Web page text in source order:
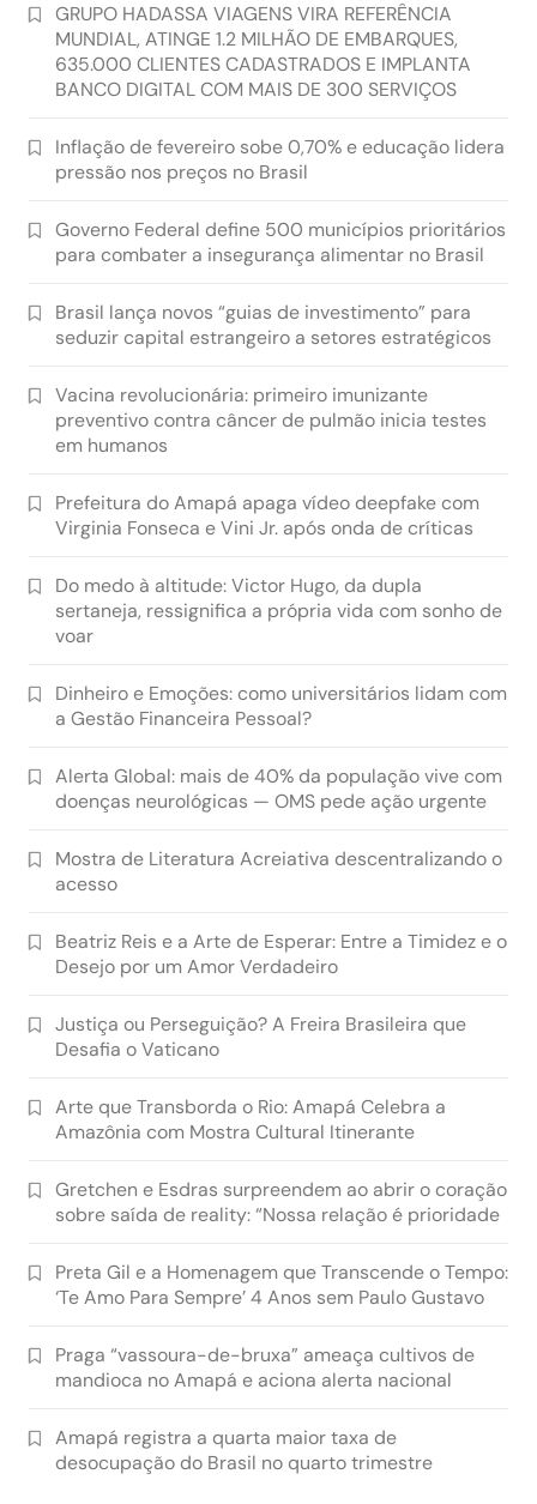
GRUPO HADASSA VIAGENS VIRA REFERÊNCIA
MUNDIAL, ATINGE 1.2 MILHÃO DE EMBARQUES,
635.000 CLIENTES CADASTRADOS E IMPLANTA
BANCO DIGITAL COM MAIS DE 300 SERVIÇOS
Inflação de fevereiro sobe 0,70% e educação lidera
pressão nos preços no Brasil
Governo Federal define 500 municípios prioritários
para combater a insegurança alimentar no Brasil
Brasil lança novos “guias de investimento” para
seduzir capital estrangeiro a setores estratégicos
Vacina revolucionária: primeiro imunizante
preventivo contra câncer de pulmão inicia testes
em humanos
Prefeitura do Amapá apaga vídeo deepfake com
Virginia Fonseca e Vini Jr. após onda de críticas
Do medo à altitude: Victor Hugo, da dupla
sertaneja, ressignifica a própria vida com sonho de
voar
Dinheiro e Emoções: como universitários lidam com
a Gestão Financeira Pessoal?
Alerta Global: mais de 40% da população vive com
doenças neurológicas — OMS pede ação urgente
Mostra de Literatura Acreiativa descentralizando o
acesso
Beatriz Reis e a Arte de Esperar: Entre a Timidez e o
Desejo por um Amor Verdadeiro
Justiça ou Perseguição? A Freira Brasileira que
Desafia o Vaticano
Arte que Transborda o Rio: Amapá Celebra a
Amazônia com Mostra Cultural Itinerante
Gretchen e Esdras surpreendem ao abrir o coração
sobre saída de reality: “Nossa relação é prioridade
Preta Gil e a Homenagem que Transcende o Tempo:
‘Te Amo Para Sempre’ 4 Anos sem Paulo Gustavo
Praga “vassoura-de-bruxa” ameaça cultivos de
mandioca no Amapá e aciona alerta nacional
Amapá registra a quarta maior taxa de
desocupação do Brasil no quarto trimestre